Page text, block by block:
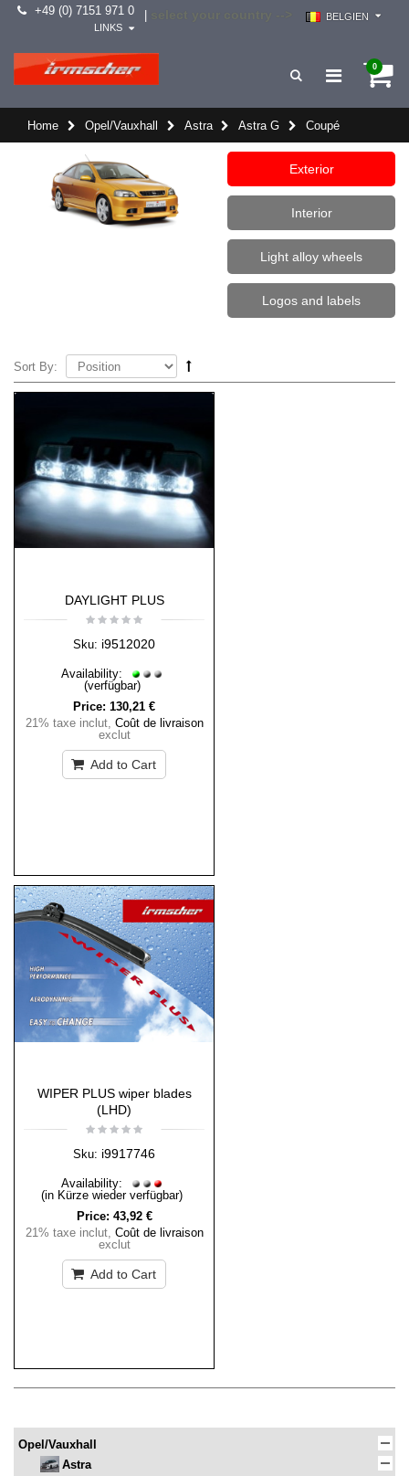
+49 (0) 7151 971 0
BELGIEN
LINKS
0
Home Opel/Vauxhall Astra Astra G Coupé
Exterior
Interior
Light alloy wheels
Logos and labels
Sort By:
DAYLIGHT PLUS
Sku: i9512020
Availability:
(verfügbar)
Price: 130,21 €
21% taxe inclut, Coût de livraison
exclut
Add to Cart
WIPER PLUS wiper blades
(LHD)
Sku: i9917746
Availability:
(in Kürze wieder verfügbar)
Price: 43,92 €
21% taxe inclut, Coût de livraison
exclut
Add to Cart
Opel/Vauxhall
Astra